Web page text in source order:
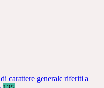
carattere generale riferiti a